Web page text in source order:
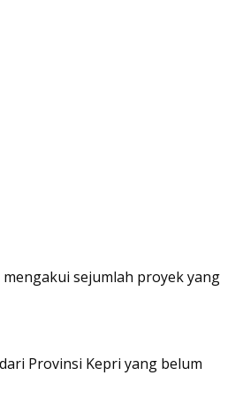
sejumlah proyek yang
Provinsi Kepri yang belum